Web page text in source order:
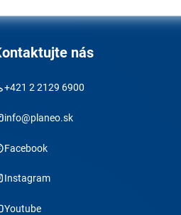
nás
+421 2 2129 6900
info@planeo.sk
Facebook
Instagram
Youtube